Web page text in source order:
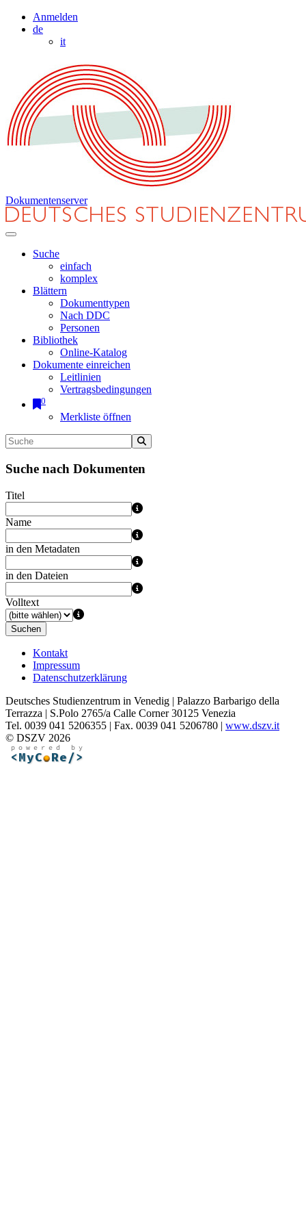
Anmelden
de
it
Dokumentenserver
Suche
einfach
komplex
Blättern
Dokumenttypen
Nach DDC
Personen
Bibliothek
Online-Katalog
Dokumente einreichen
Leitlinien
Vertragsbedingungen
0
Merkliste öffnen
Suche nach Dokumenten
Titel
Name
in den Metadaten
in den Dateien
Volltext
Suchen
Kontakt
Impressum
Datenschutzerklärung
Deutsches Studienzentrum in Venedig | Palazzo Barbarigo della
Terrazza | S.Polo 2765/a Calle Corner 30125 Venezia
Tel. 0039 041 5206355 | Fax. 0039 041 5206780 | www.dszv.it
© DSZV 2026